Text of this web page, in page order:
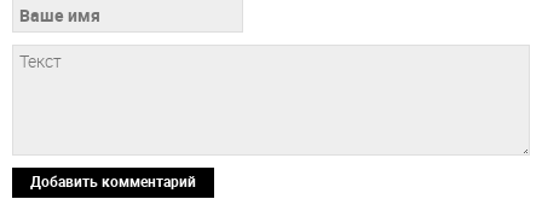
Добавить комментарий